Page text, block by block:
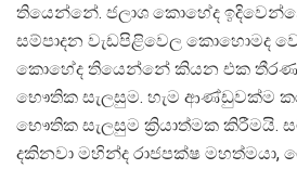
තියෙන්නේ. ජලාශ කොහේද
සම්පාදන වැඩපිළිවෙල කොහොමද
කොහේද තියෙන්නේ කියන එක
භෞතික සැලසුම. හැම ආණ්ඩුවක්ම
භෞතික සැලසුම ක්‍රියාත්මක කිරීමයි.
දකිනවා මහින්ද රාජපක්ෂ මහත්මයා,